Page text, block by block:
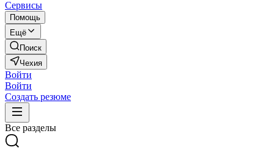
Сервисы
Помощь
Ещё
Поиск
Чехия
Войти
Войти
Создать резюме
Все разделы